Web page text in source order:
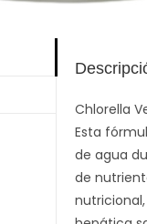
Chlorella
Esta
de agua
de